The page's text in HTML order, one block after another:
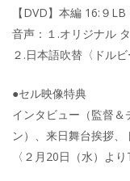
【DVD】本編 16:９
音声：１.オリジナル
２.日本語吹替〈ドル
●セル映像特典
インタビュー（監督
ン）、来日舞台挨拶、
〈２月20日（水）よ